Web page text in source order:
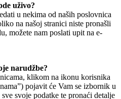
uživo?
u nekima od naših poslovnica
na našoj stranici niste pronašli
možete nam poslati upit na e-
narudžbe?
klikom na ikonu korisnika
pojavit će Vam se izbornik u
svoje podatke te pronaći detalje